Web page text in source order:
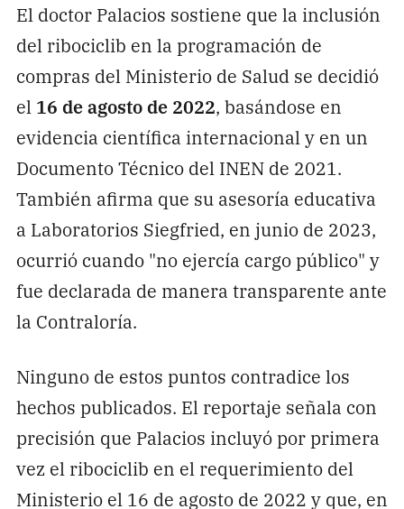
El doctor Palacios sostiene que la inclusión
del ribociclib en la programación de
compras del Ministerio de Salud se decidió
el 16 de agosto de 2022, basándose en
evidencia científica internacional y en un
Documento Técnico del INEN de 2021.
También afirma que su asesoría educativa
a Laboratorios Siegfried, en junio de 2023,
ocurrió cuando "no ejercía cargo público" y
fue declarada de manera transparente ante
la Contraloría.
Ninguno de estos puntos contradice los
hechos publicados. El reportaje señala con
precisión que Palacios incluyó por primera
vez el ribociclib en el requerimiento del
Ministerio el 16 de agosto de 2022 y que, en